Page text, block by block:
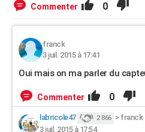
Commenter 0
franck
3 juil. 2015 à 17:41
Oui mais on ma parler du
Commenter 0
labricole47 2 866 > franck
3 juil. 2015 à 17:54